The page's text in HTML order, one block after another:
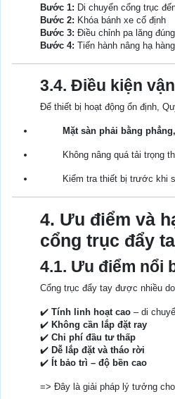
Bước 1: Di chuyển cổng trục
Bước 2: Khóa bánh xe cố định
Bước 3: Điều chỉnh pa lăng
Bước 4: Tiến hành nâng hạ
3.4. Điều kiện
Để thiết bị hoạt động ổn định,
Mặt sàn phải bằng
Không nâng quá tải trọng
Kiểm tra thiết bị trước khi
4. Ưu điểm và
cổng trục đẩy
4.1. Ưu điểm nổi
Cổng trục đẩy tay được nhiều
✔️ Tính linh hoạt cao – di
✔️ Không cần lắp đặt ray
✔️ Chi phí đầu tư thấp
✔️ Dễ lắp đặt và tháo rời
✔️ Ít bảo trì – độ bền cao
=> Đây là giải pháp lý tưởng